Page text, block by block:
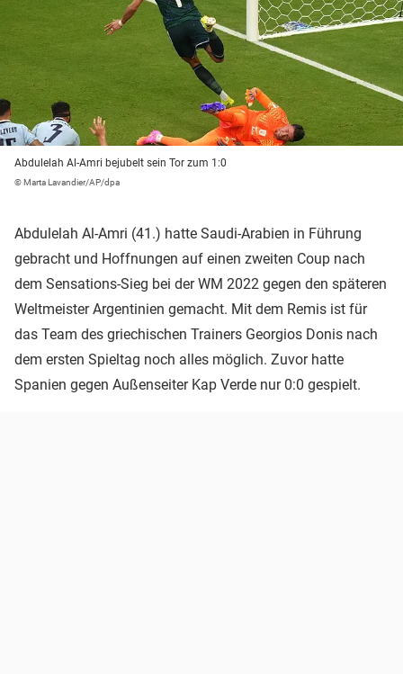
Abdulelah Al-Amri bejubelt sein Tor zum 1:0
© Marta Lavandier/AP/dpa
Abdulelah Al-Amri (41.) hatte Saudi-Arabien in Führung
gebracht und Hoffnungen auf einen zweiten Coup nach
dem Sensations-Sieg bei der WM 2022 gegen den späteren
Weltmeister Argentinien gemacht. Mit dem Remis ist für
das Team des griechischen Trainers Georgios Donis nach
dem ersten Spieltag noch alles möglich. Zuvor hatte
Spanien gegen Außenseiter Kap Verde nur 0:0 gespielt.